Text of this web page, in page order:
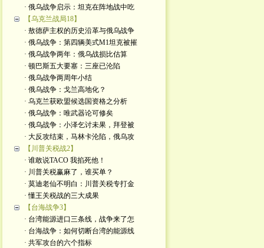
· 俄乌战争启示：坦克在阵地战中吃
【乌克兰战局18】
· 敖德萨主权的历史沿革与俄乌战争
· 俄乌战争：第四辆美式M1坦克被摧
· 俄乌战争两年：俄乌战损比估算
· 顿巴斯五大要塞：三座已沦陷
· 俄乌战争两周年小结
· 俄乌战争：戈兰高地化？
· 乌克兰获欧盟候选国资格之分析
· 俄乌战争：唯武器论可修矣
· 俄乌战争：小泽乞讨未果，拜登被
· 大反攻结束，马林卡沦陷，俄乌攻
【川普关税战2】
· 谁敢说TACO 我掐死他！
· 川普关税赢麻了，谁买单？
· 莫迪老仙不明白：川普关税专打金
· 懂王关税战的三大成果
【台海战争3】
· 台湾能源进口三条线，战争来了怎
· 台海战争：如何切断台湾的能源线
· 共军攻台的六个指标